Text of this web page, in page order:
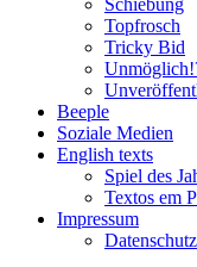
Topfrosch
Tricky Bid
Beeple
Soziale Medien
English texts
Spiel des
Textos em
Impressum
Datenschutz